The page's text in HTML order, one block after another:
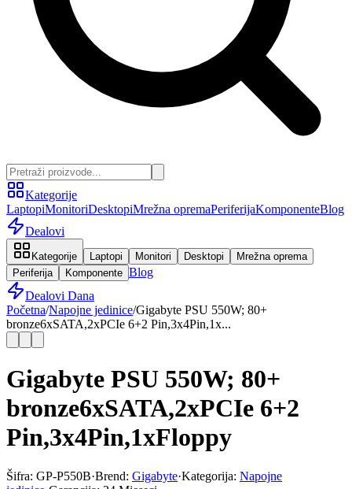
Kategorije
LaptopiMonitoriDesktopiMrežna opremaPeriferijaKomponenteBlog
Dealovi
Kategorije Laptopi Monitori Desktopi
Mrežna oprema
Periferija
Komponente Blog
Dealovi Dana
Početna/Napojne jedinice/Gigabyte PSU 550W; 80+
bronze6xSATA,2xPCIe 6+2 Pin,3x4Pin,1x...
Gigabyte PSU 550W; 80+
bronze6xSATA,2xPCIe 6+2
Pin,3x4Pin,1xFloppy
Šifra: GP-P550B·Brend: Gigabyte·Kategorija: Napojne